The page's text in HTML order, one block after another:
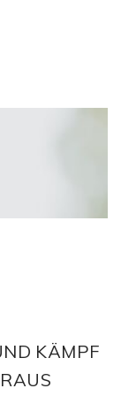
KÄMPF